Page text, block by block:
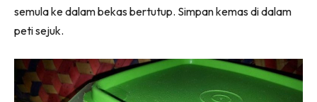
semula ke dalam bekas bertutup. Simpan kemas di dalam
peti sejuk.